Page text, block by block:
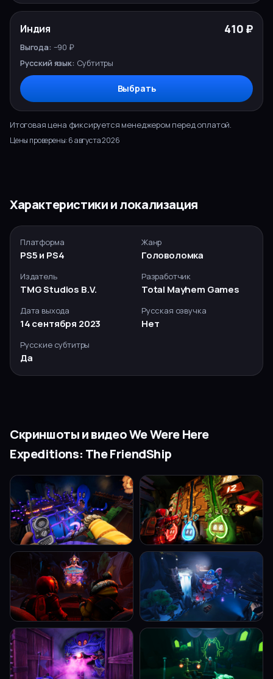
Индия 410 ₽
−90 ₽
Субтитры
Выбрать
Итоговая цена фиксируется менеджером перед оплатой.
Цены проверены:6 августа 2026
Характеристики и локализация
Платформа
PS5 и PS4
Жанр
Головоломка
Издатель
TMG Studios B.V.
Разработчик
Total Mayhem Games
Дата выхода
14 сентября 2023
Русская озвучка
Нет
Русские субтитры
Да
Скриншоты и видеоWe Were Here
Expeditions: The FriendShip